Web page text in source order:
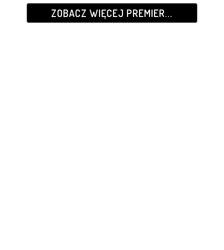
ZOBACZ WIĘCEJ PREMIER...